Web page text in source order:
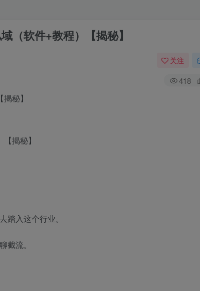
（软件+教程）【揭秘】
关注
418
秘】
入这个行业。
截流。